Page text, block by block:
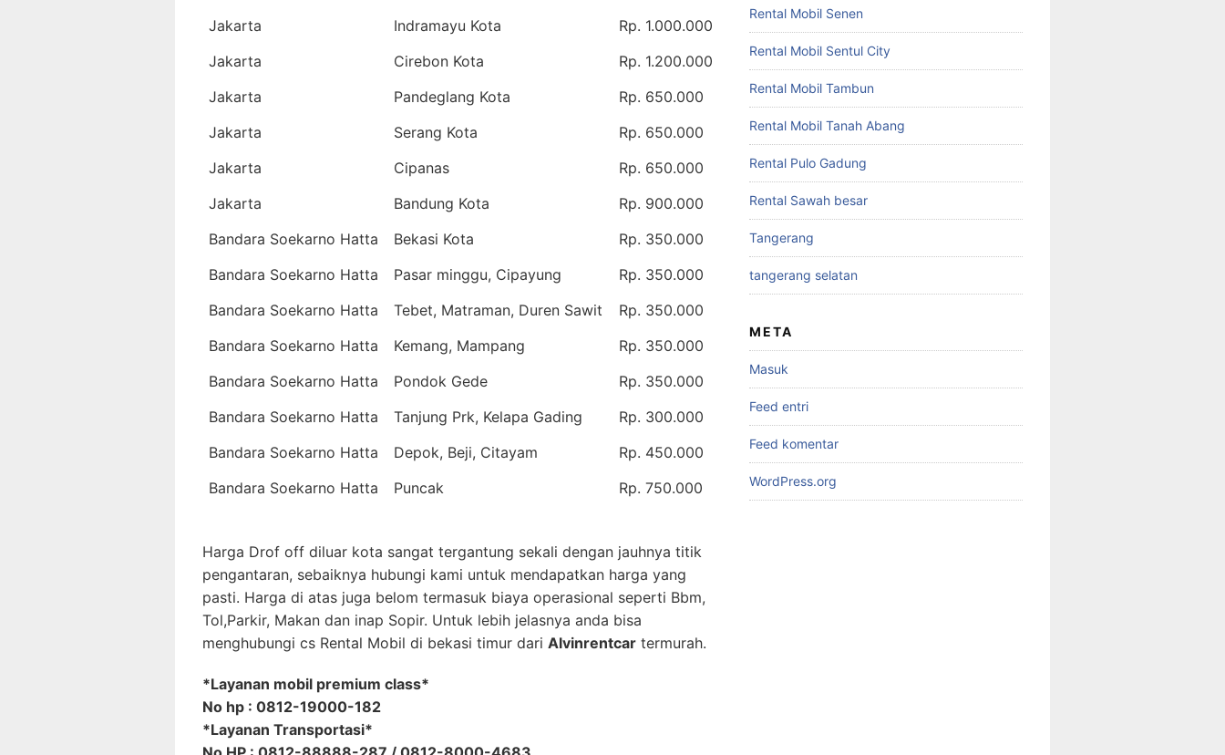
Jakarta
Indramayu Kota
Rp. 1.000.000
Jakarta
Cirebon Kota
Rp. 1.200.000
Jakarta
Pandeglang Kota
Rp. 650.000
Jakarta
Serang Kota
Rp. 650.000
Jakarta
Cipanas
Rp. 650.000
Jakarta
Bandung Kota
Rp. 900.000
Bandara Soekarno Hatta
Bekasi Kota
Rp. 350.000
Bandara Soekarno Hatta
Pasar minggu, Cipayung
Rp. 350.000
Bandara Soekarno Hatta
Tebet, Matraman, Duren Sawit
Rp. 350.000
Bandara Soekarno Hatta
Kemang, Mampang
Rp. 350.000
Bandara Soekarno Hatta
Pondok Gede
Rp. 350.000
Bandara Soekarno Hatta
Tanjung Prk, Kelapa Gading
Rp. 300.000
Bandara Soekarno Hatta
Depok, Beji, Citayam
Rp. 450.000
Bandara Soekarno Hatta
Puncak Rp. 750.000
Harga Drof off diluar kota sangat tergantung sekali dengan jauhnya titik
pengantaran, sebaiknya hubungi kami untuk mendapatkan harga yang
pasti. Harga di atas juga belom termasuk biaya operasional seperti Bbm,
Tol,Parkir, Makan dan inap Sopir. Untuk lebih jelasnya anda bisa
menghubungi cs Rental Mobil di bekasi timur dari Alvinrentcar termurah.
*Layanan mobil premium class*
No hp : 0812-19000-182
*Layanan Transportasi*
Rental Mobil Senen
Rental Mobil Sentul City
Rental Mobil Tambun
Rental Mobil Tanah Abang
Rental Pulo Gadung
Rental Sawah besar
Tangerang
tangerang selatan
META
Masuk
Feed entri
Feed komentar
WordPress.org